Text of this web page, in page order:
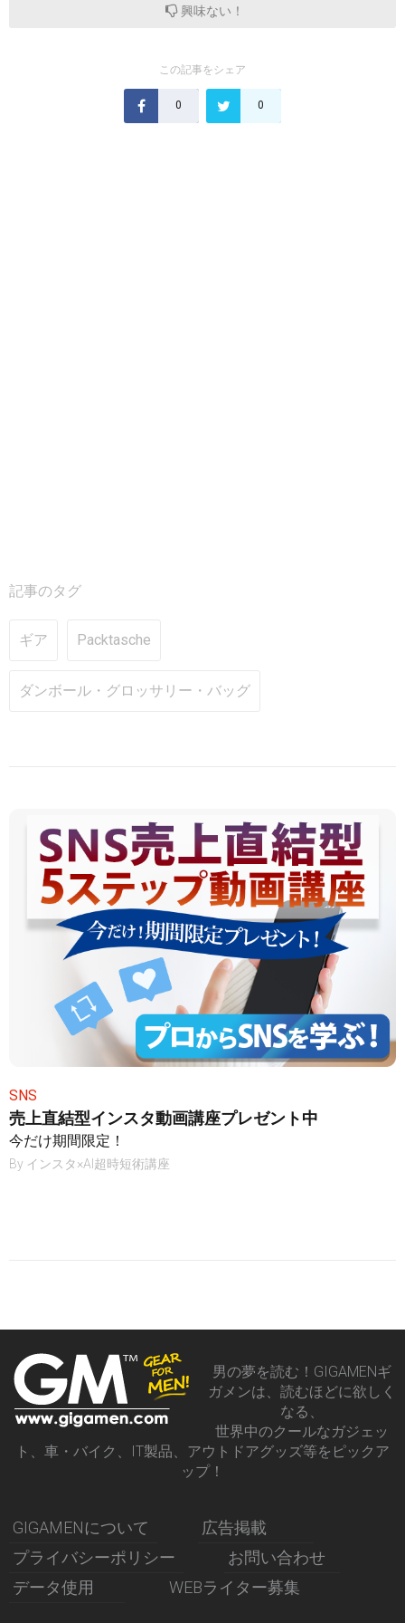
興味ない！
この記事をシェア
0 0
記事のタグ
ギア Packtasche
ダンボール・グロッサリー・バッグ
SNS
売上直結型インスタ動画講座プレゼント中
今だけ期間限定！
By インスタ×AI超時短術講座
男の夢を読む！GIGAMENギ
ガメンは、読むほどに欲しく
なる、
世界中のクールなガジェッ
ト、車・バイク、IT製品、アウトドアグッズ等をピックア
ップ！
GIGAMENについて
広告掲載
プライバシーポリシー
お問い合わせ
データ使用
WEBライター募集